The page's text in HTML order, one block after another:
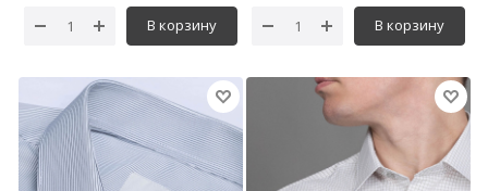
В корзину В корзину